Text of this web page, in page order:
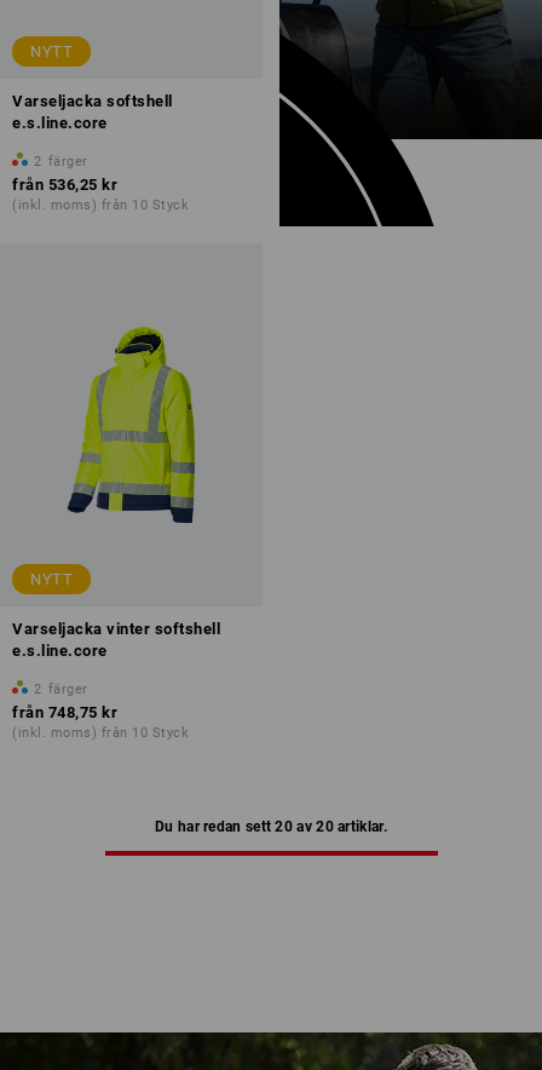
NYTT
Varseljacka softshell
e.s.line.core
2 färger
från 536,25 kr
(inkl. moms) från 10 Styck
NYTT
Varseljacka vinter softshell
e.s.line.core
2 färger
från 748,75 kr
(inkl. moms) från 10 Styck
Du har redan sett 20 av 20 artiklar.